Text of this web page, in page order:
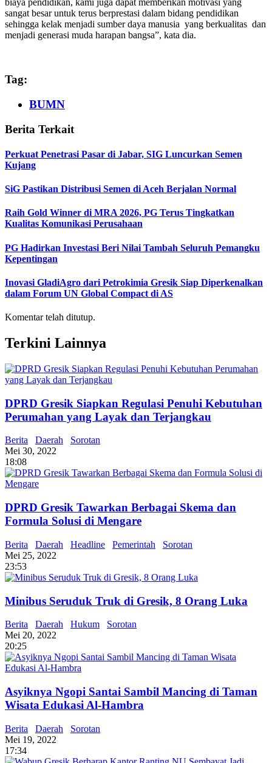
biaya pendidikan, kami juga dapat memberikan motivasi yang
sangat besar untuk terus berprestasi dalam bidang pendidikan
sehingga kelak menjadi sumber daya manusia yang berkualitas dan
menjadi generasi muda harapan bangsa”, kata dia.
Tag:
BUMN
Berita Terkait
Perkuat Penetrasi Pasar di Jabar, SIG Luncurkan Semen
Kujang
SiG Pastikan Distribusi Semen di Aceh Berjalan Normal
Raih Gold Winner di MRA 2026, PG Terus Tingkatkan
Kualitas Komunikasi Perusahaan
PG Hadirkan Investasi Beri Nilai Tambah Seluruh Pemangku
Kepentingan
Inovasi GladiAgro dari Petrokimia Gresik Siap Diperkenalkan
dalam Forum UN Global Compact di AS
Komentar telah ditutup.
Terkini Lainnya
DPRD Gresik Siapkan Regulasi Penuhi Kebutuhan
Perumahan yang Layak dan Terjangkau
Berita Daerah
Sorotan
Mei 30, 2022
18:08
DPRD Gresik Tawarkan Berbagai Skema dan
Formula Solusi di Mengare
Berita Daerah Headline Pemerintah
Sorotan
Mei 25, 2022
23:53
Minibus Seruduk Truk di Gresik, 8 Orang Luka
Berita Daerah Hukum
Sorotan
Mei 20, 2022
20:25
Asyiknya Ngopi Santai Sambil Mancing di Taman
Wisata Edukasi Al-Hambra
Berita Daerah
Sorotan
Mei 19, 2022
17:34